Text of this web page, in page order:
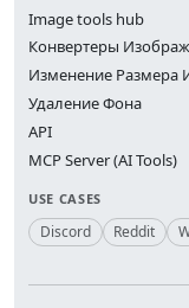
Image tools hub
Конвертеры
Изменение Размера
Удаление Фона
API
MCP Server (AI Tools)
USE CASES
Discord Reddit